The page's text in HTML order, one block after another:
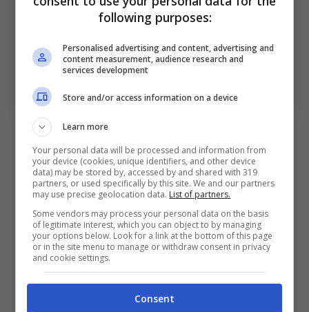
Le parole in conferenza stampa di Juri Cisotti alla vigilia
Mihai-Antonio/Getty Images Via OneFootball)
Sul calcio italiano e il prossimo avversario,
ovvero ilBologna : “ Per me non c’è
differenza. È uguale a qualsiasi altro
avversario in Europa. Non so nulla del calcio
italiano. L’ultima volta che ci ho giocato è
stato 10 anni fa. Il calcio si è evoluto, ma non
so nulla. Sono sicuro che sia una buona
squadra, ma non so molto di più.”
following purposes:
Personalised advertising and content, advertising and
content measurement, audience research and
services development
Store and/or access information on a device
Learn more
Your personal data will be processed and information from
your device (cookies, unique identifiers, and other device
data) may be stored by, accessed by and shared with 319
partners, or used specifically by this site. We and our partners
may use precise geolocation data. List of partners.
Some vendors may process your personal data on the basis
of legitimate interest, which you can object to by managing
your options below. Look for a link at the bottom of this page
or in the site menu to manage or withdraw consent in privacy
and cookie settings.
Consent